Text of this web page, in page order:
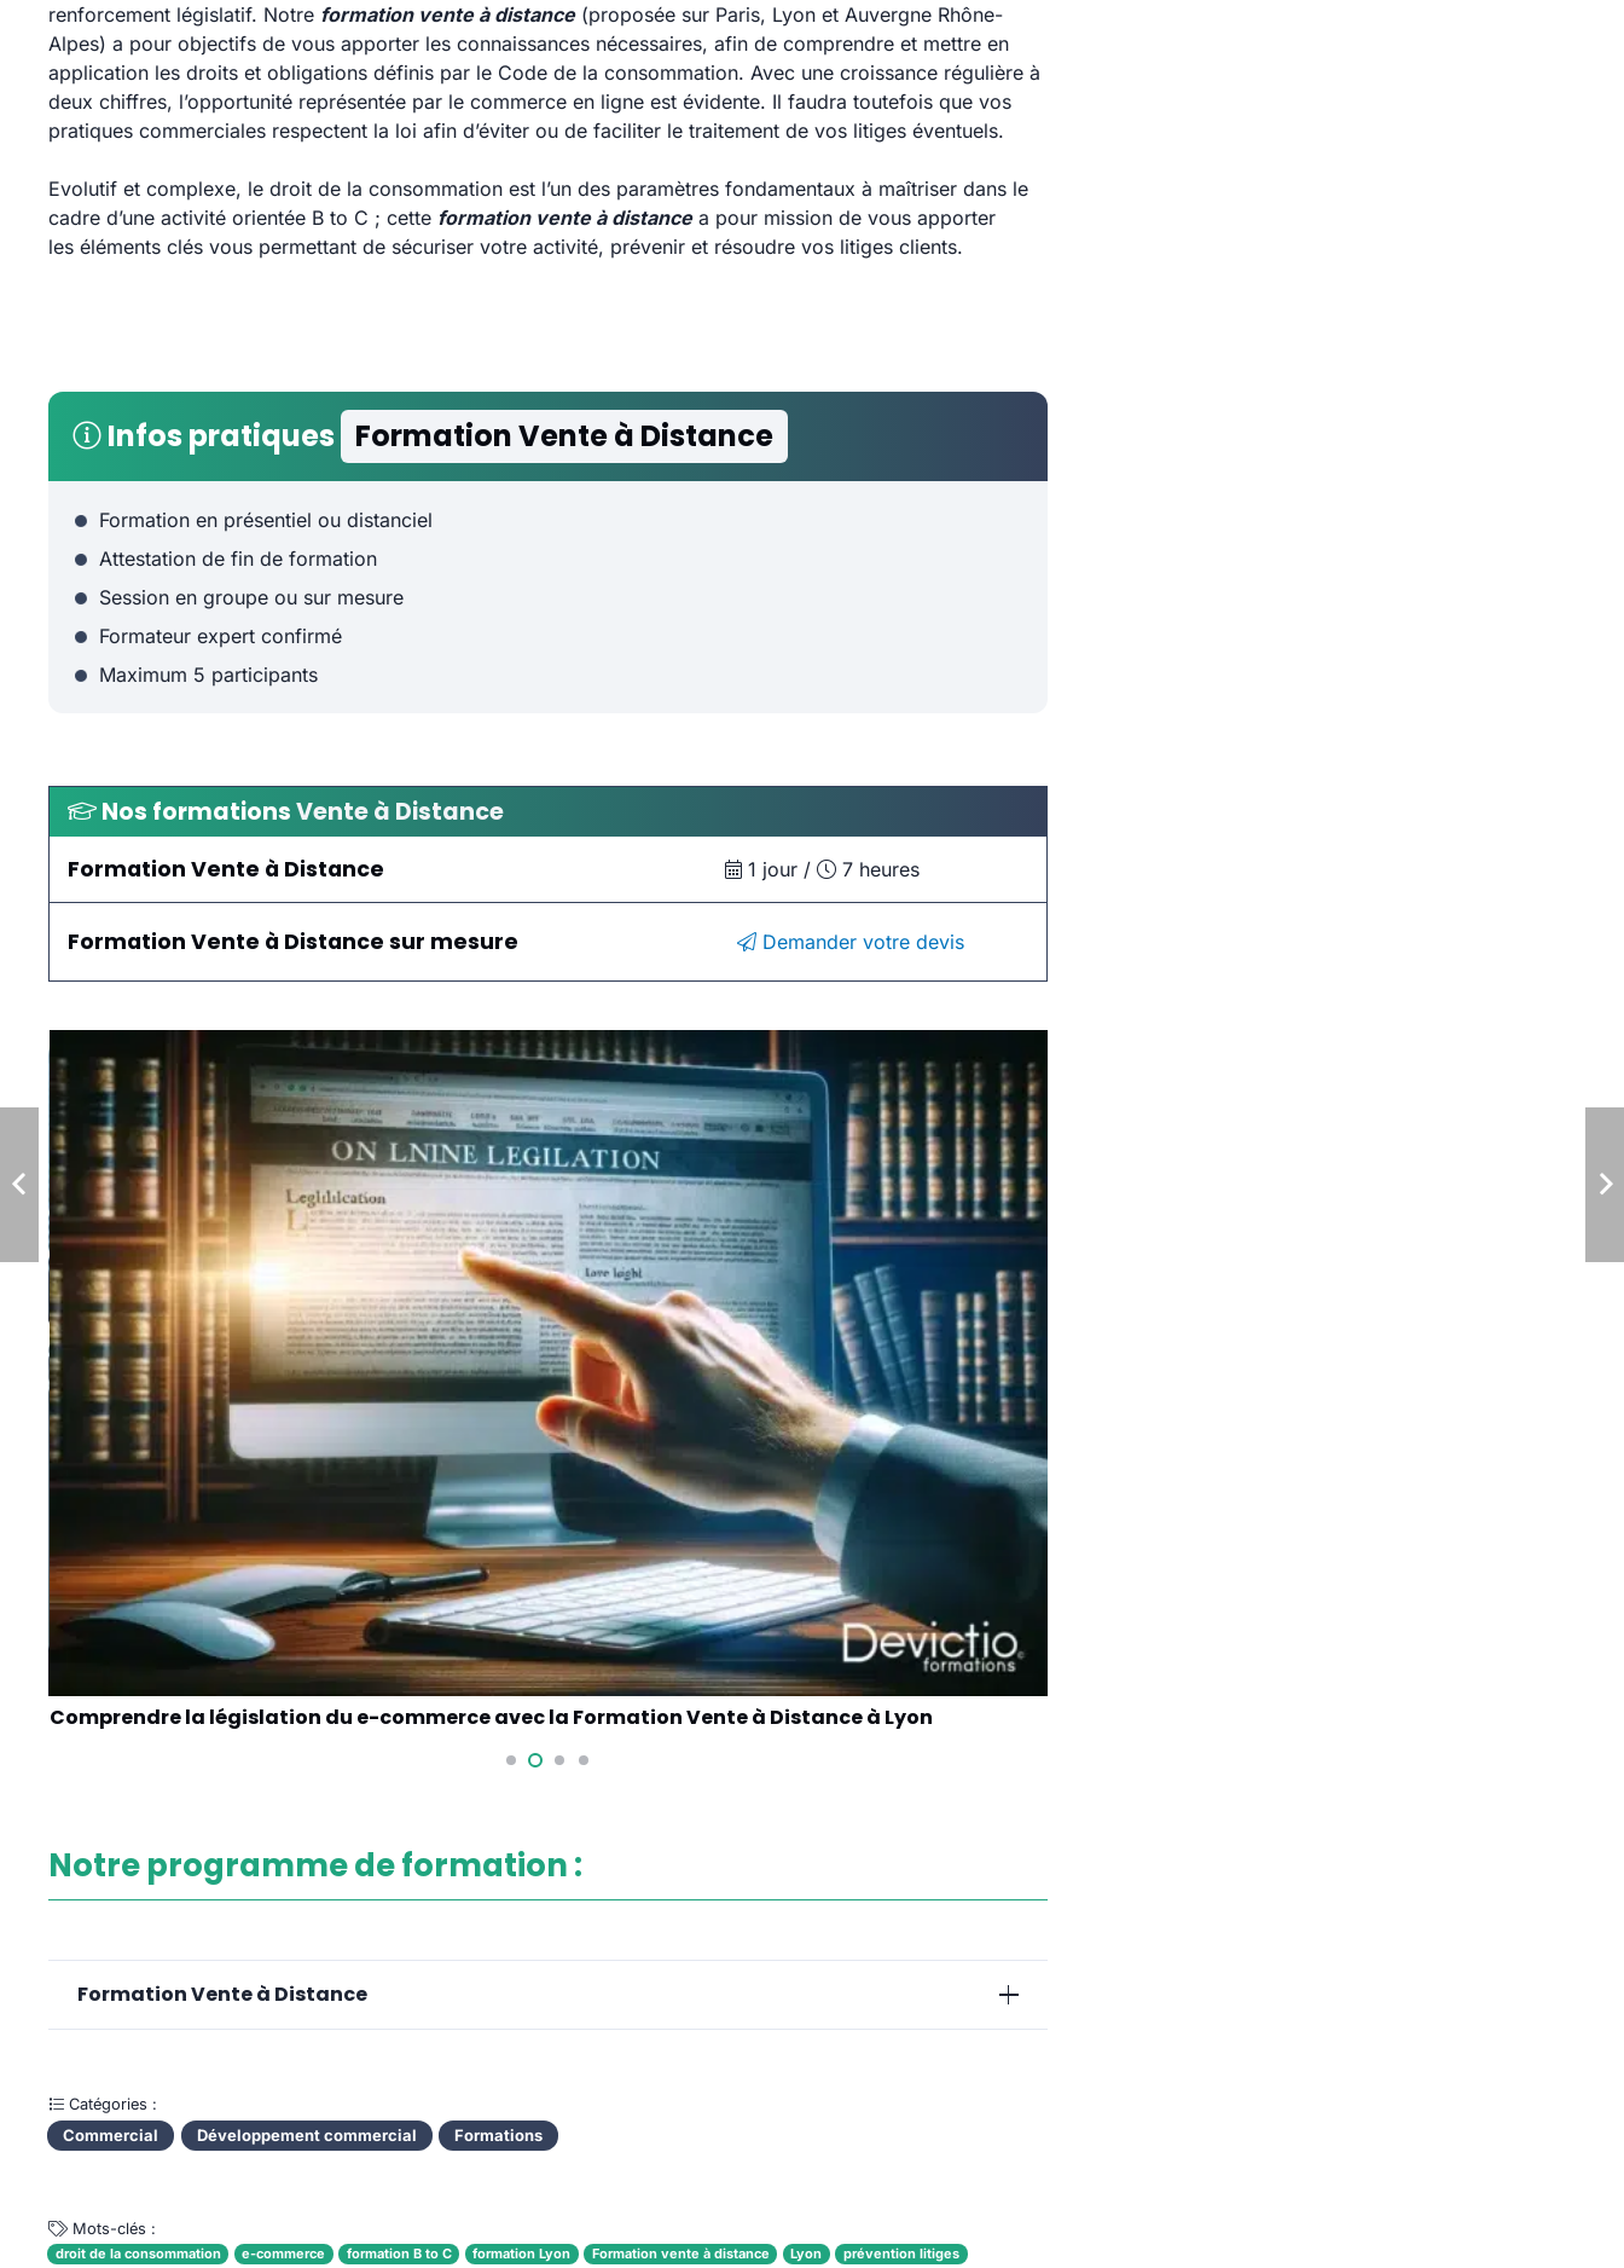
renforcement législatif. Notre formation vente à distance(proposée sur Paris, Lyon et Auvergne Rhône-
Alpes) a pour objectifs de vous apporter les connaissances nécessaires, afin de comprendre et mettre en
application les droits et obligations définis par le Code de la consommation. Avec une croissance régulière à
deux chiffres, l’opportunité représentée par le commerce en ligne est évidente. Il faudra toutefois que vos
pratiques commerciales respectent la loi afin d’éviter ou de faciliter le traitement de vos litiges éventuels.
Evolutif et complexe, le droit de la consommation est l’un des paramètres fondamentaux à maîtriser dans le
cadre d’une activité orientée B to C ; cette formation vente à distancea pour mission de vous apporter
les éléments clés vous permettant de sécuriser votre activité, prévenir et résoudre vos litiges clients.
Infos pratiques Formation Vente à Distance
Formation en présentiel ou distanciel
Attestation de fin de formation
Session en groupe ou sur mesure
Formateur expert confirmé
Maximum 5 participants
Nos formationsVente à Distance
Formation Vente à Distance 1 jour / 7 heures
Formation Vente à Distance sur mesure Demander votre devis
Comprendre la législation du e-commerce avec la Formation Vente à Distance à Lyon
Notre programme de formation :
Formation Vente à Distance
Catégories :
Commercial Développement commercial Formations
Mots-clés :
droit de la consommation e-commerce formation B to C formation Lyon Formation vente à distance Lyon prévention litiges